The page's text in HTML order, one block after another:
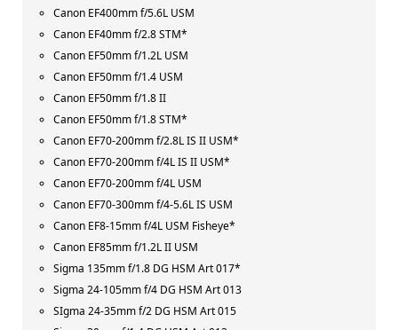
Canon EF400mm f/5.6L USM
Canon EF40mm f/2.8 STM*
Canon EF50mm f/1.2L USM
Canon EF50mm f/1.4 USM
Canon EF50mm f/1.8 II
Canon EF50mm f/1.8 STM*
Canon EF70-200mm f/2.8L IS II USM*
Canon EF70-200mm f/4L IS II USM*
Canon EF70-200mm f/4L USM
Canon EF70-300mm f/4-5.6L IS USM
Canon EF8-15mm f/4L USM Fisheye*
Canon EF85mm f/1.2L II USM
Sigma 135mm f/1.8 DG HSM Art 017*
Sigma 24-105mm f/4 DG HSM Art 013
SIgma 24-35mm f/2 DG HSM Art 015